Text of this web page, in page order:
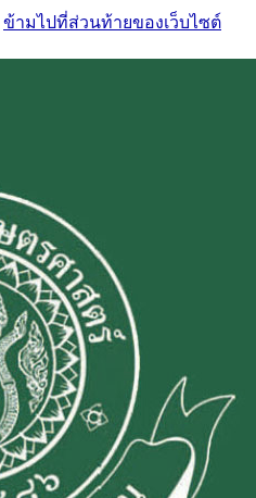
ข้ามไปที่ส่วนท้ายของเว็บไซต์